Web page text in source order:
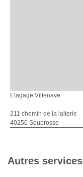
Elagage Villenave
211 chemin de la laiterie
40250 Souprosse
Autres services